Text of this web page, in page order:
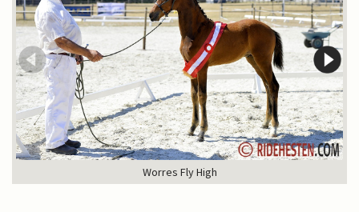
Worres Fly High